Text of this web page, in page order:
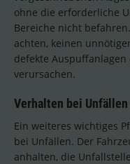
ohne die erforderliche
Bereiche nicht
achten, keinen
defekte
verursachen.
Verhalten bei
Ein weiteres wichtiges
bei Unfällen. Der
anhalten, die